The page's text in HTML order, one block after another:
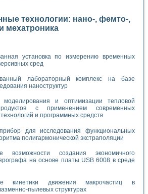
технологии: нано-, фемто-,
мехатроника
установка по измерению временных
сред
лабораторный комплекс на базе
наноструктур
моделирования и оптимизации тепловой
с применением современных
и программных средств
для исследования функциональных
полигармонической экстраполяции
возможности создания экономичного
на основе платы USB 6008 в среде
кинетики движения макрочастиц в
пылевых структурах